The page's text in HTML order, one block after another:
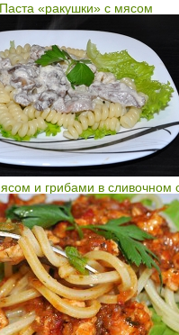
Паста «ракушки» с мясом
и грибами в сливочном